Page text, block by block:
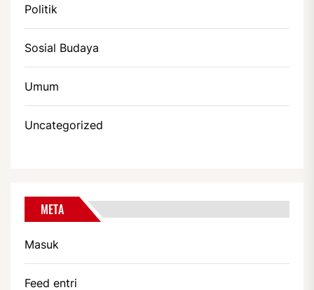
Politik
Sosial Budaya
Umum
Uncategorized
META
Masuk
Feed entri